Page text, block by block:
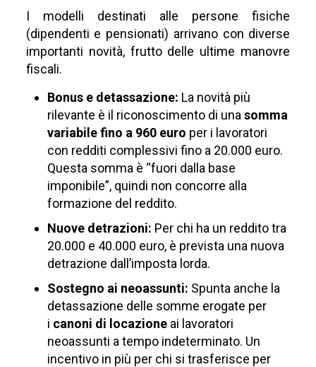
I modelli destinati alle persone fisiche
(dipendenti e pensionati) arrivano con diverse
importanti novità, frutto delle ultime manovre
fiscali.
Bonus e detassazione: La novità più
rilevante è il riconoscimento di una somma
variabile fino a 960 euro per i lavoratori
con redditi complessivi fino a 20.000 euro.
Questa somma è “fuori dalla base
imponibile”, quindi non concorre alla
formazione del reddito.
Nuove detrazioni: Per chi ha un reddito tra
20.000 e 40.000 euro, è prevista una nuova
detrazione dall’imposta lorda.
Sostegno ai neoassunti: Spunta anche la
detassazione delle somme erogate per
i canoni di locazioneai lavoratori
neoassunti a tempo indeterminato. Un
incentivo in più per chi si trasferisce per